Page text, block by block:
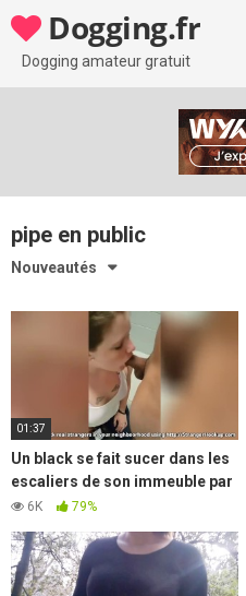
to
content
Dogging.fr
Dogging amateur gratuit
pipe en public
Nouveautés
01:37
Un black se fait sucer dans les
escaliers de son immeuble par
une meuf
6K 79%